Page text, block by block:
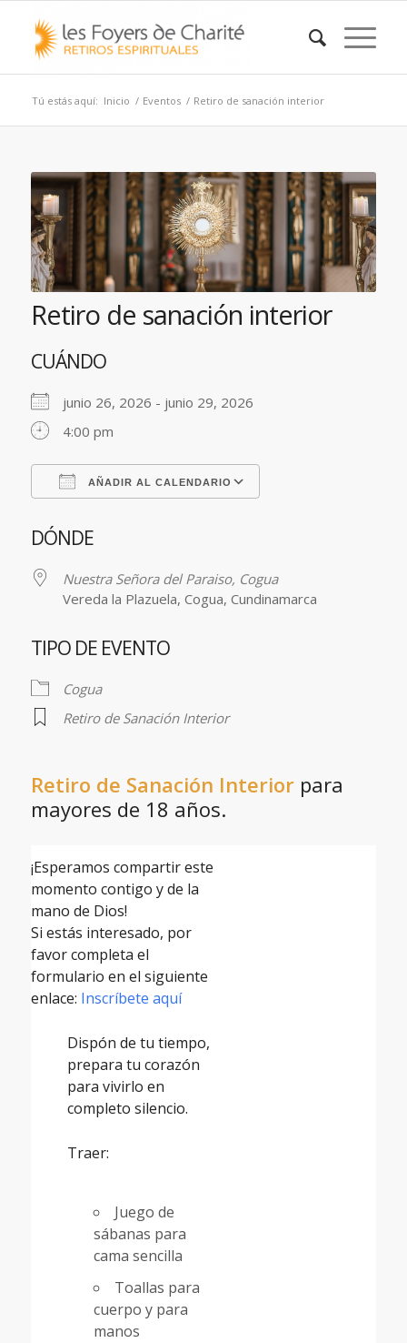
Tú estás aquí: Inicio / Eventos / Retiro de sanación interior
Retiro de sanación interior
CUÁNDO
junio 26, 2026 - junio 29, 2026
4:00 pm
AÑADIR AL CALENDARIO
DÓNDE
Nuestra Señora del Paraiso, Cogua
Vereda la Plazuela, Cogua, Cundinamarca
TIPO DE EVENTO
Cogua
Retiro de Sanación Interior
Retiro de Sanación Interiorpara
mayores de 18 años.
¡Esperamos compartir este
momento contigo y de la
mano de Dios!
Si estás interesado, por
favor completa el
formulario en el siguiente
enlace: Inscríbete aquí
Dispón de tu tiempo,
prepara tu corazón
para vivirlo en
completo silencio.
Traer:
Juego de
sábanas para
cama sencilla
Toallas para
cuerpo y para
manos